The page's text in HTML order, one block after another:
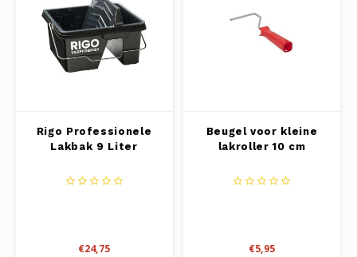
Rigo Professionele
Lakbak 9 Liter
€24,75
Beugel voor kleine
lakroller 10 cm
€5,95